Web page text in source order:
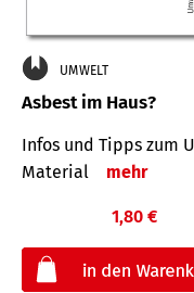
UMWELT
Asbest im Haus?
Infos und Tipps zum
Mate­rial
mehr
1,80 €